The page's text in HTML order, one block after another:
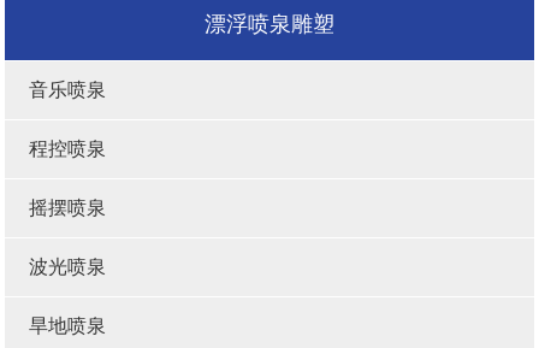
漂浮喷泉雕塑
音乐喷泉
程控喷泉
摇摆喷泉
波光喷泉
旱地喷泉